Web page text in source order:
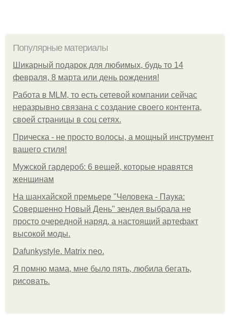
Популярные материалы
Шикарный подарок для любимых, будь то 14
февраля, 8 марта или день рождения!
Работа в MLM, то есть сетевой компании сейчас
неразрывно связана с создание своего контента,
своей страницы в соц сетях.
Прическа - не просто волосы, а мощный инструмент
вашего стиля!
Мужской гардероб: 6 вещей, которые нравятся
женщинам
На шанхайской премьере "Человека - Паука:
Совершенно Новый День" зендея выбрала не
просто очередной наряд, а настоящий артефакт
высокой моды.
Dafunkystyle. Matrix neo.
Я помню мама, мне было пять, любила бегать,
рисовать.